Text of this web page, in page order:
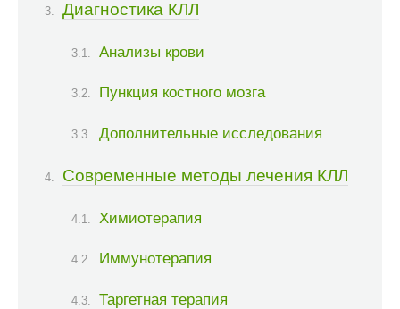
Диагностика КЛЛ
Анализы крови
Пункция костного мозга
Дополнительные исследования
Современные методы лечения КЛЛ
Химиотерапия
Иммунотерапия
Таргетная терапия